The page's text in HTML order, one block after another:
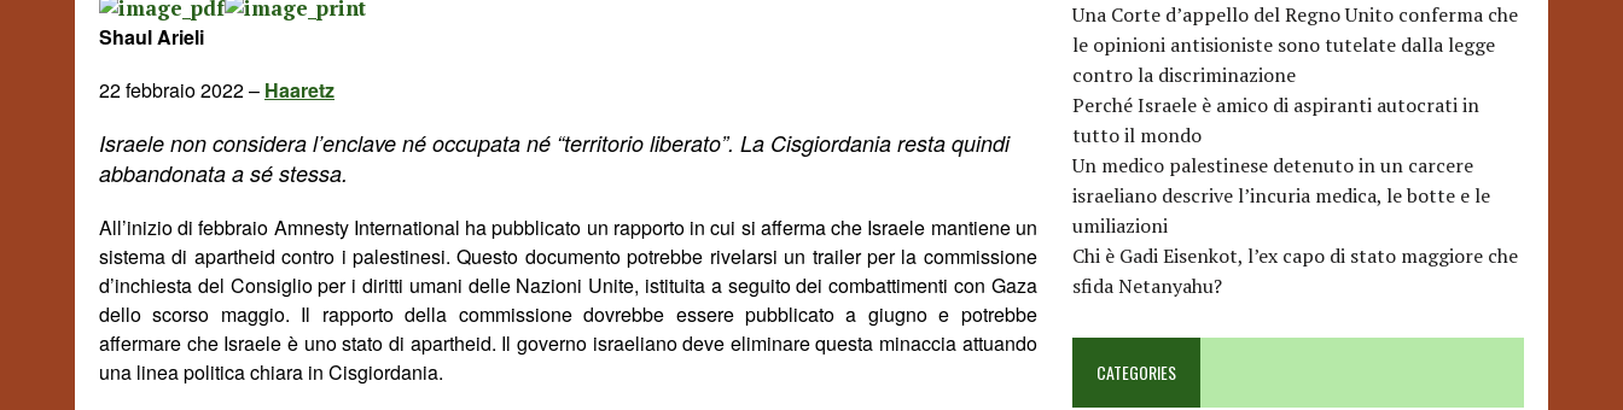
Shaul Arieli
22 febbraio 2022 – Haaretz
Israele non considera l’enclave né occupata né “territorio liberato”. La Cisgiordania resta quindi
abbandonata a sé stessa.
All’inizio di febbraio Amnesty International ha pubblicato un rapporto in cui si afferma che Israele mantiene un
sistema di apartheid contro i palestinesi. Questo documento potrebbe rivelarsi un trailer per la commissione
d’inchiesta del Consiglio per i diritti umani delle Nazioni Unite, istituita a seguito dei combattimenti con Gaza
dello scorso maggio. Il rapporto della commissione dovrebbe essere pubblicato a giugno e potrebbe
affermare che Israele è uno stato di apartheid. Il governo israeliano deve eliminare questa minaccia attuando
una linea politica chiara in Cisgiordania.
Una Corte d’appello del Regno Unito conferma che
le opinioni antisioniste sono tutelate dalla legge
contro la discriminazione
Perché Israele è amico di aspiranti autocrati in
tutto il mondo
Un medico palestinese detenuto in un carcere
israeliano descrive l’incuria medica, le botte e le
umiliazioni
Chi è Gadi Eisenkot, l’ex capo di stato maggiore che
sfida Netanyahu?
CATEGORIES